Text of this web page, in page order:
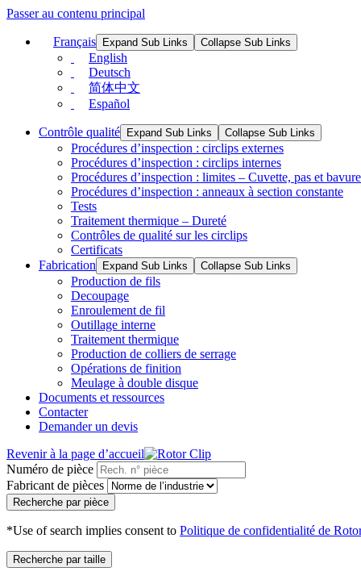
Passer au contenu principal
Français Expand Sub Links Collapse Sub Links
English
Deutsch
简体中文
Español
Contrôle qualité Expand Sub Links Collapse Sub Links
Procédures d’inspection : circlips externes
Procédures d’inspection : circlips internes
Procédures d’inspection : limites – Cuvette, pas et bavure
Procédures d’inspection : anneaux à section constante
Tests
Traitement thermique – Dureté
Contrôles de qualité sur les circlips
Certificats
Fabrication
Expand Sub Links Collapse Sub Links
Production de fils
Decoupage
Enroulement de fil
Outillage interne
Traitement thermique
Production de colliers de serrage
Opérations de finition
Meulage à double disque
Documents et ressources
Contacter
Demander un devis
Revenir à la page d’accueil
Numéro de pièce
Fabricant de pièces
Recherche par pièce
*Use of search implies consent to Politique de confidentialité de
Recherche par taille